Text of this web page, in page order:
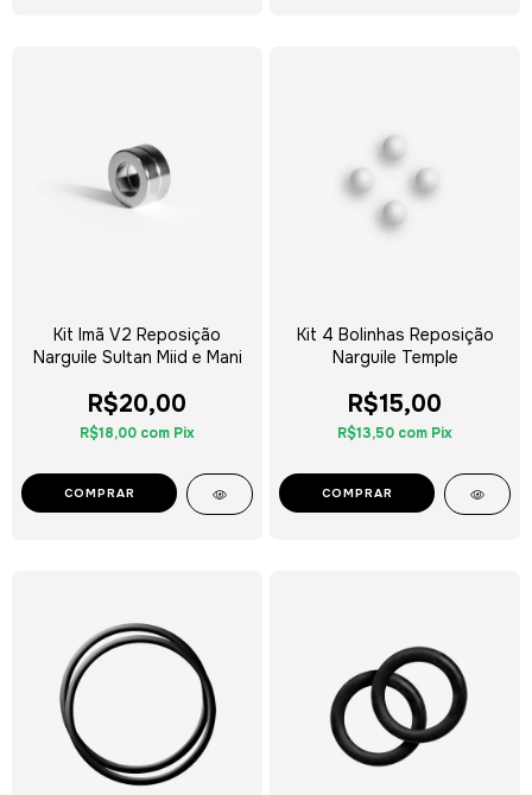
Kit Imã V2 Reposição
Narguile Sultan Miid e Mani
R$20,00
R$18,00 com Pix
Kit 4 Bolinhas Reposição
Narguile Temple
R$15,00
R$13,50 com Pix